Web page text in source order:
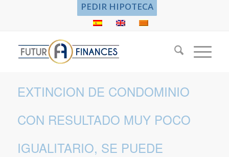
PEDIR HIPOTECA
EXTINCION DE CONDOMINIO
CON RESULTADO MUY POCO
IGUALITARIO, SE PUEDE